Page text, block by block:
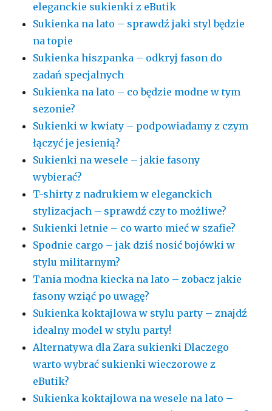
eleganckie sukienki z eButik
Sukienka na lato – sprawdź jaki styl będzie
na topie
Sukienka hiszpanka – odkryj fason do
zadań specjalnych
Sukienka na lato – co będzie modne w tym
sezonie?
Sukienki w kwiaty – podpowiadamy z czym
łączyć je jesienią?
Sukienki na wesele – jakie fasony
wybierać?
T-shirty z nadrukiem w eleganckich
stylizacjach – sprawdź czy to możliwe?
Sukienki letnie – co warto mieć w szafie?
Spodnie cargo – jak dziś nosić bojówki w
stylu militarnym?
Tania modna kiecka na lato – zobacz jakie
fasony wziąć po uwagę?
Sukienka koktajlowa w stylu party – znajdź
idealny model w stylu party!
Alternatywa dla Zara sukienki Dlaczego
warto wybrać sukienki wieczorowe z
eButik?
Sukienka koktajlowa na wesele na lato –